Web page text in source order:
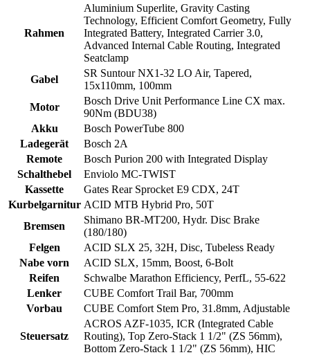
Rahmen
Aluminium Superlite, Gravity Casting
Technology, Efficient Comfort Geometry, Fully
Integrated Battery, Integrated Carrier 3.0,
Advanced Internal Cable Routing, Integrated
Seatclamp
Gabel
SR Suntour NX1-32 LO Air, Tapered,
15x110mm, 100mm
Motor
Bosch Drive Unit Performance Line CX max.
90Nm (BDU38)
Akku
Bosch PowerTube 800
Ladegerät
Bosch 2A
Remote
Bosch Purion 200 with Integrated Display
Schalthebel
Enviolo MC-TWIST
Kassette
Gates Rear Sprocket E9 CDX, 24T
Kurbelgarnitur ACID MTB Hybrid Pro, 50T
Bremsen
Shimano BR-MT200, Hydr. Disc Brake
(180/180)
Felgen
ACID SLX 25, 32H, Disc, Tubeless Ready
Nabe vorn
ACID SLX, 15mm, Boost, 6-Bolt
Reifen
Schwalbe Marathon Efficiency, PerfL, 55-622
Lenker
CUBE Comfort Trail Bar, 700mm
Vorbau
CUBE Comfort Stem Pro, 31.8mm, Adjustable
Steuersatz
ACROS AZF-1035, ICR (Integrated Cable
Routing), Top Zero-Stack 1 1/2" (ZS 56mm),
Bottom Zero-Stack 1 1/2" (ZS 56mm), HIC